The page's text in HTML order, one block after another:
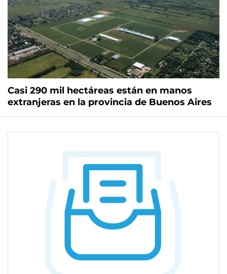
Casi 290 mil hectáreas están en manos
extranjeras en la provincia de Buenos Aires